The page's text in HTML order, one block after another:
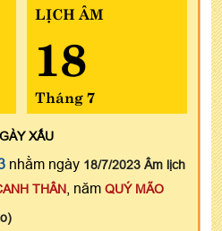
LỊCH ÂM
18
Tháng 7
XẤU
nhằm ngày 18/7/2023 Âm lịch
THÂN , năm QUÝ MÃO